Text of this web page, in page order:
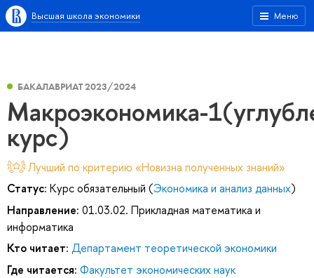
Меню
Высшая школа экономики
БАКАЛАВРИАТ 2023/2024
Макроэкономика-
курс)
Лучший по критерию «Новизна полученных знаний»
Статус: Курс обязательный (Экономика и анализ данных)
Направление: 01.03.02. Прикладная математика и
информатика
Кто читает: Департамент теоретической экономики
Где читается: Факультет экономических наук